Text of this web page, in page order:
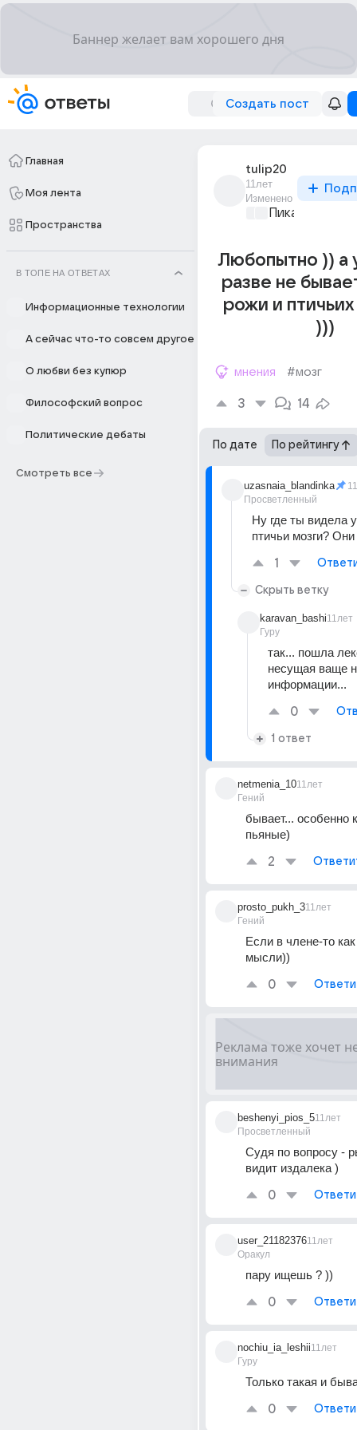
Создать пост
Главная
Моя лента
Пространства
В ТОПЕ НА ОТВЕТАХ
Информационные технологии
А сейчас что-то совсем другое
О любви без купюр
Философский вопрос
Политические дебаты
Смотреть все
tulip20
11лет
Изменено
Пикантно о
Любопытно )) а
разве не
рожи и
)))
мнения #мозг
3 14
По дате По рейтингу
uzasnaia_blandinka
Просветленный
Ну где ты видела
птичьи мозги?
1
Скрыть ветку
karavan_bashi
Гуру
11лет
так... пошла
несущая ваще
информации...
0
1 ответ
netmenia_10
Гений
11лет
бывает... особенно
пьяные)
2
prosto_pukh_3
Гений
11лет
Если в члене-то
мысли))
0
beshenyi_pios_5
Просветленный
11лет
Судя по вопросу -
видит издалека )
0
user_21182376
Оракул
11лет
пару ищешь ? ))
0
nochiu_ia_leshii
Гуру
11лет
Только такая и
0